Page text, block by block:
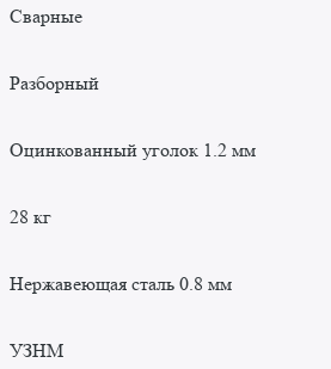
Сварные
Разборный
Оцинкованный уголок 1.2 мм
28 кг
Нержавеющая сталь 0.8 мм
УЗНМ